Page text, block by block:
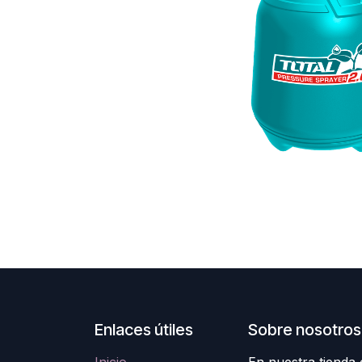
Enlaces útiles Sobre nosotros